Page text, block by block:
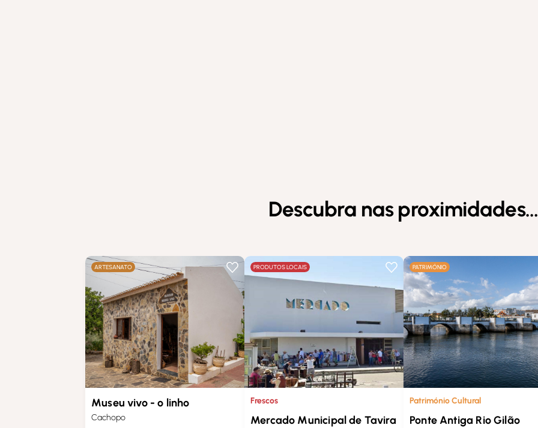
Descubra nas proximidades…
ARTESANATO
Museu vivo - o linho
Cachopo
PRODUTOS LOCAIS
Frescos
Mercado Municipal de Tavira
PATRIMÓNIO
Património Cultural
Ponte Antiga Rio Gilão